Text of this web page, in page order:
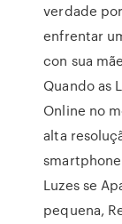
verdade
enfrentar
con sua
Quando as
Online no
alta
Luzes se
pequena,